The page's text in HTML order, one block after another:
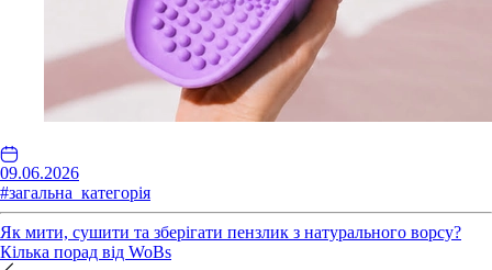
09.06.2026
#загальна_категорія
Як мити, сушити та зберігати пензлик з натурального ворсу?
Кілька порад від WoBs